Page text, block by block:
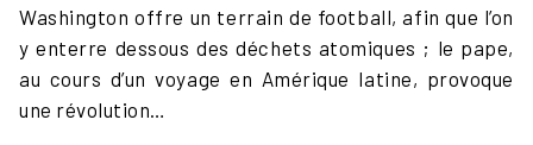
Washington offre un terrain de football, afin que l’on
y enterre dessous des déchets atomiques ; le pape,
au cours d’un voyage en Amérique latine, provoque
une révolution…